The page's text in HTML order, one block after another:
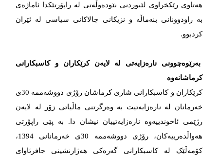
هەتاوی رێکخراوی لێبوردنی نێودەوڵەتی لە راپۆرتێکدا ئاماژەی
بە راودوونانی بنەماڵە و نزیکانی چالاکانی سیاسی لە ئێران
کردبوو.
بەرێوەچوونی نارەزایەتی لە لایەن کرێکاران و کاسبکارانی
کرماشانەوە
کرێکاران و کاسبکارانی شاری کرماشان رۆژی دووشەممە 30ی
خەرمانان لە نارەزایەتیت بە وەرگرتنی ماڵیاتی زۆر لە لایەن
رژێمی ئاخوندییەوە نارەزایەتییان نیشان دا. بە پێی راپۆرتی
هەواڵدەرییەکان، رۆژی دووشەممە 30ی خەرمانانی 1394،
کۆمەڵێک لە کاسبکارانی گەرەکی هەژارنشینی جافرئاوای